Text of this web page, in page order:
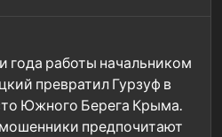
года работы начальником
превратил Гурзуф в
Южного Берега Крыма.
предпочитают